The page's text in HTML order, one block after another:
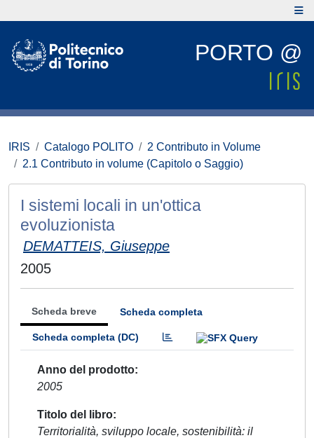
PORTO @
IRIS Catalogo POLITO
2 Contributo in Volume
2.1 Contributo in volume (Capitolo o Saggio)
I sistemi locali in un'ottica
evoluzionista
DEMATTEIS, Giuseppe
2005
Scheda breve Scheda completa
Scheda completa (DC)
Anno del prodotto
2005
Titolo del libro
Territorialità, sviluppo locale, sostenibilità: il